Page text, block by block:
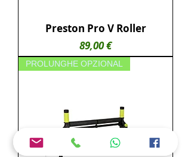
Preston Pro V Roller
Prezzo
89,00 €
PROLUNGHE OPZIONAL